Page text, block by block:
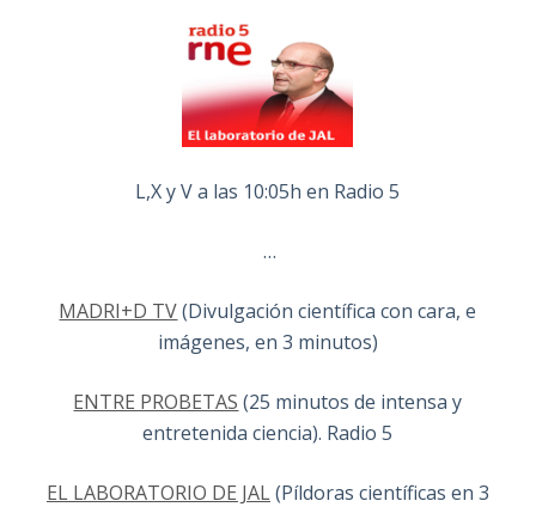
L,X y V a las 10:05h en Radio 5
…
MADRI+D TV(Divulgación científica con cara, e
imágenes, en 3 minutos)
ENTRE PROBETAS (25 minutos de intensa y
entretenida ciencia). Radio 5
EL LABORATORIO DE JAL(Píldoras científicas en 3